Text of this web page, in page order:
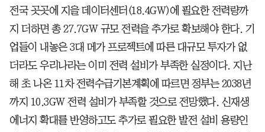
전국 곳곳에 지을 데이터센터(18.4GW)에 필요한 전력량까
지 더하면 총 27.7GW 규모 전력을 추가로 확보해야 한다. 기
업들이 내놓은 3대 메가 프로젝트에 따른 대규모 투자가 없
더라도 우리나라는 이미 전력 설비가 부족한 실정이다. 지난
해 초 나온 11차 전력수급기본계획에 따르면 정부는 2038년
까지 10.3GW 전력 설비가 부족할 것으로 전망했다. 신재생
에너지 확대를 반영하고도 추가로 필요한 발전 설비 용량인